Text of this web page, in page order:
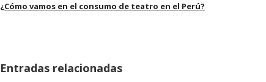
¿Cómo vamos en el consumo de teatro en el Perú?
Entradas relacionadas